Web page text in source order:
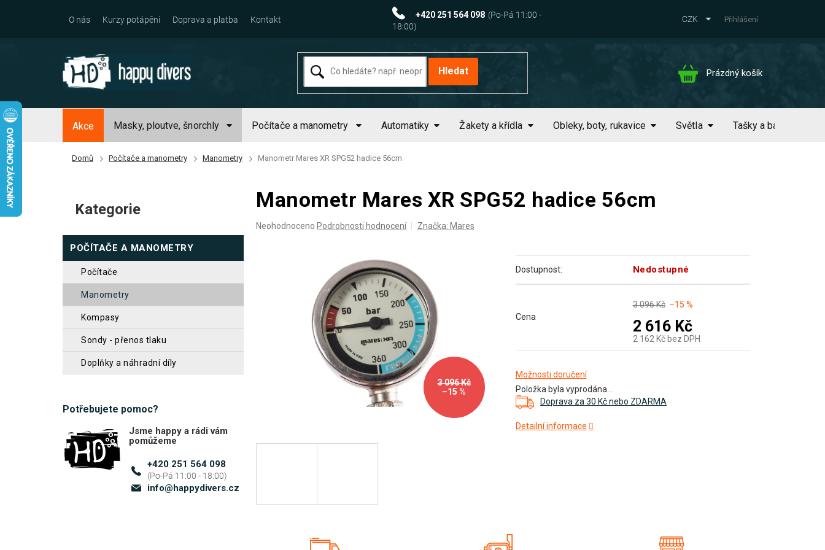
+420 251 564 098
O nás Kurzy potápění Doprava a platba Kontakt CZK Přihlášení
Hledat
Nákupní
Prázdný košík
Akce Masky, ploutve, šnorchly Počítače a manometry Automatiky Žakety a křídla Obleky, boty, rukavice Světla Tašky a batohy
Domů Počítače a manometry Manometry Manometr Mares XR SPG52 hadice 56cm
t
r
n
e
Přeskočit
kategorie
Kategorie
POČÍTAČE A MANOMETRY
počítače
manometry
kompasy
sondy - přenos tlaku
doplňky a náhradní díly
Potřebujete pomoc?
Jsme happy a rádi vám
pomůžeme
+420 251 564 098
info@ happydivers.cz
Manometr Mares XR SPG52 hadice 56cm
Průměrné
Neohodnoceno Podrobnosti hodnocení Značka: Mares
3 096 Kč
–15 %
Doprava za 30 Kč nebo ZDARMA
Detailní informace
Dostupnost: Nedostupné
Cena
3 096 Kč –15 %
2 616 Kč
2 162 Kč bez DPH
Možnosti doručení
Položka byla vyprodána…